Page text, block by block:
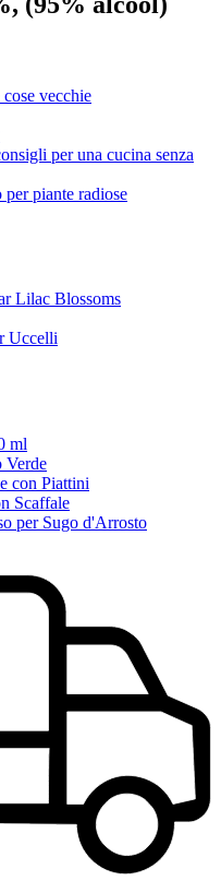
vecchie
per una cucina senza
piante radiose
Lilac Blossoms
Uccelli
ml
Verde
con Piattini
Scaffale
per Sugo d'Arrosto